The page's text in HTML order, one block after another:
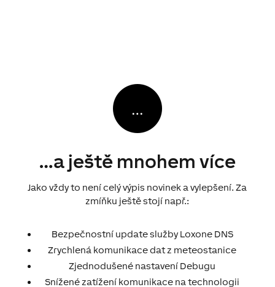
…a ještě mnohem více
Jako vždy to není celý výpis novinek a vylepšení. Za
zmíňku ještě stojí např.:
Bezpečnostní update služby Loxone DNS
Zrychlená komunikace dat z meteostanice
Zjednodušené nastavení Debugu
Snížené zatížení komunikace na technologii